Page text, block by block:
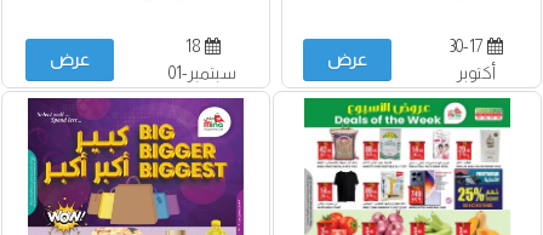
30-17
أكتوبر
عرض
18
سبتمبر-01
أكتوبر
عرض